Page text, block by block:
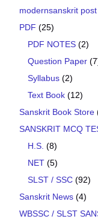
modernsanskrit post
PDF (25)
PDF NOTES (2)
Question Paper
Syllabus (2)
Text Book (12)
Sanskrit Book Store
SANSKRIT MCQ
H.S. (8)
NET (5)
SLST / SSC (92)
Sanskrit News (4)
WBSSC / SLST